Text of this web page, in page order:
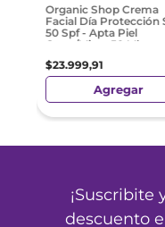
Organic Shop Crema
Facial Día Protección
50 Spf - Apta Piel
Grasa/Mixta 50 Ml
$23.999,91
Agregar
¡Suscribite
descuento